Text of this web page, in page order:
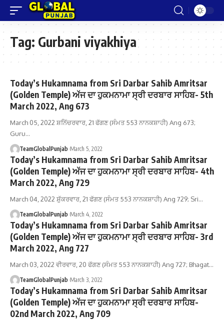
Tag: Gurbani viyakhiya
Today’s Hukamnama from Sri Darbar Sahib Amritsar
(Golden Temple) ਅੱਜ ਦਾ ਹੁਕਮਨਾਮਾ ਸ੍ਰੀ ਦਰਬਾਰ ਸਾਹਿਬ- 5th
March 2022, Ang 673
March 05, 2022 ਸ਼ਨਿੱਚਰਵਾਰ, 21 ਫੱਗਣ (ਸੰਮਤ 553 ਨਾਨਕਸ਼ਾਹੀ) Ang 673;
Guru…
TeamGlobalPunjab March 5, 2022
Today’s Hukamnama from Sri Darbar Sahib Amritsar
(Golden Temple) ਅੱਜ ਦਾ ਹੁਕਮਨਾਮਾ ਸ੍ਰੀ ਦਰਬਾਰ ਸਾਹਿਬ- 4th
March 2022, Ang 729
March 04, 2022 ਸ਼ੁੱਕਰਵਾਰ, 21 ਫੱਗਣ (ਸੰਮਤ 553 ਨਾਨਕਸ਼ਾਹੀ) Ang 729; Sri…
TeamGlobalPunjab March 4, 2022
Today’s Hukamnama from Sri Darbar Sahib Amritsar
(Golden Temple) ਅੱਜ ਦਾ ਹੁਕਮਨਾਮਾ ਸ੍ਰੀ ਦਰਬਾਰ ਸਾਹਿਬ- 3rd
March 2022, Ang 727
March 03, 2022 ਵੀਰਵਾਰ, 20 ਫੱਗਣ (ਸੰਮਤ 553 ਨਾਨਕਸ਼ਾਹੀ) Ang 727; Bhagat…
TeamGlobalPunjab March 3, 2022
Today’s Hukamnama from Sri Darbar Sahib Amritsar
(Golden Temple) ਅੱਜ ਦਾ ਹੁਕਮਨਾਮਾ ਸ੍ਰੀ ਦਰਬਾਰ ਸਾਹਿਬ-
02nd March 2022, Ang 709